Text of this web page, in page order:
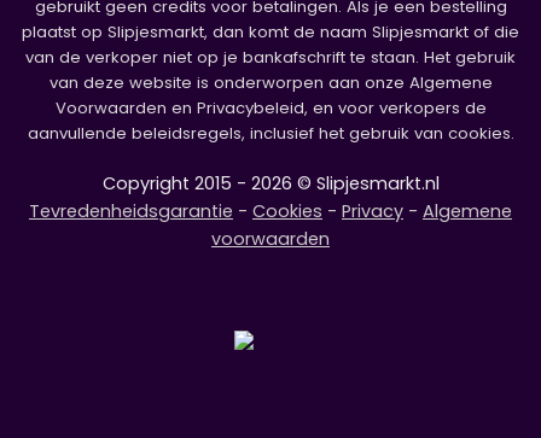
gebruikt geen credits voor betalingen. Als je een bestelling
plaatst op Slipjesmarkt, dan komt de naam Slipjesmarkt of die
van de verkoper niet op je bankafschrift te staan. Het gebruik
van deze website is onderworpen aan onze Algemene
Voorwaarden en Privacybeleid, en voor verkopers de
aanvullende beleidsregels, inclusief het gebruik van cookies.
Copyright 2015 - 2026 © Slipjesmarkt.nl
Tevredenheidsgarantie - Cookies - Privacy - Algemene
voorwaarden